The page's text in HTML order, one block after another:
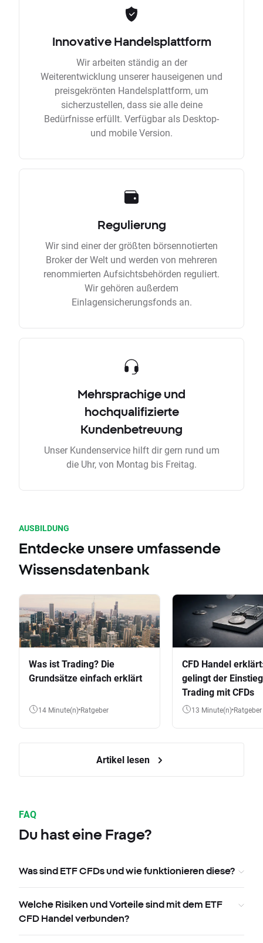
Innovative Handelsplattform
Wir arbeiten ständig an der
Weiterentwicklung unserer hauseigenen und
preisgekrönten Handelsplattform, um
sicherzustellen, dass sie alle deine
Bedürfnisse erfüllt. Verfügbar als Desktop-
und mobile Version.
Regulierung
Wir sind einer der größten börsennotierten
Broker der Welt und werden von mehreren
renommierten Aufsichtsbehörden reguliert.
Wir gehören außerdem
Einlagensicherungsfonds an.
Mehrsprachige und
hochqualifizierte
Kundenbetreuung
Unser Kundenservice hilft dir gern rund um
die Uhr, von Montag bis Freitag.
AUSBILDUNG
Entdecke unsere umfassende
Wissensdatenbank
Was ist Trading? Die
Grundsätze einfach erklärt
14 Minute(n) Ratgeber
CFD Handel
gelingt der
Trading mit CFDs
13 Minute(n) Ratgeber
Artikel lesen
FAQ
Du hast eine Frage?
Was sind ETF CFDs und wie funktionieren diese?
Welche Risiken und Vorteile sind mit dem ETF
CFD Handel verbunden?